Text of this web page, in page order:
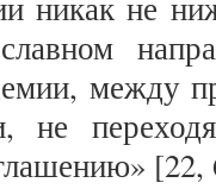
никак не
между
не
[22,